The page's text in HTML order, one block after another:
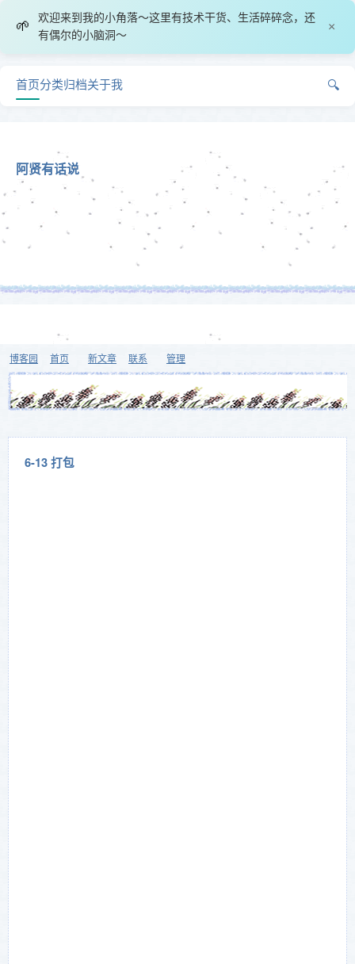
🌱
欢迎来到我的小角落～这里有技术干货、生活碎碎念，还
有偶尔的小脑洞～
×
首页 分类归档关于我 🔍
阿贤有话说
博客园 首页 新文章 联系 管理
6-13 打包